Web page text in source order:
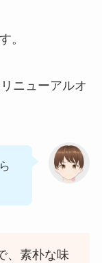
。
ニューアルオ
、素朴な味